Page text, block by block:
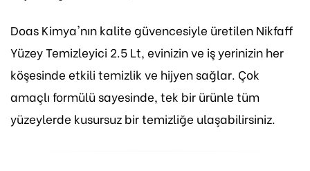
Doas Kimya'nın kalite güvencesiyle üretilen Nikfaff
Yüzey Temizleyici 2.5 Lt, evinizin ve iş yerinizin her
köşesinde etkili temizlik ve hijyen sağlar. Çok
amaçlı formülü sayesinde, tek bir ürünle tüm
yüzeylerde kusursuz bir temizliğe ulaşabilirsiniz.